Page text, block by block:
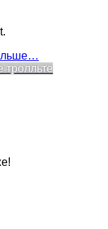
тролльте